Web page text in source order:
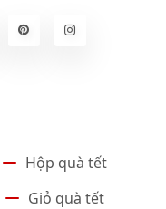
Hộp quà tết
Giỏ quà tết